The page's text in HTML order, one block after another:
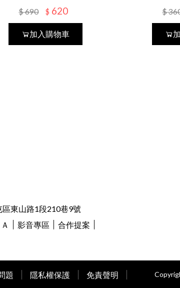
$690 $ 620
加入購物車
$
區東山路1段210巷9號
影音專區 合作提案
題 隱私權保護 免責聲明